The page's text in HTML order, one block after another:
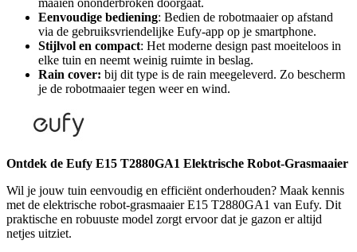
Eenvoudige bediening: Bedien de robotmaaier op afstand
via de gebruiksvriendelijke Eufy-app op je smartphone.
Stijlvol en compact: Het moderne design past moeiteloos in
elke tuin en neemt weinig ruimte in beslag.
Rain cover: bij dit type is de rain meegeleverd. Zo bescherm
je de robotmaaier tegen weer en wind.
Ontdek de Eufy E15 T2880GA1 Elektrische Robot-Grasmaaier
Wil je jouw tuin eenvoudig en efficiënt onderhouden? Maak kennis
met de elektrische robot-grasmaaier E15 T2880GA1 van Eufy. Dit
praktische en robuuste model zorgt ervoor dat je gazon er altijd
netjes uitziet.